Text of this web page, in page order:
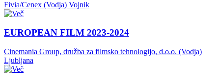
Fivia/Cenex (Vodja) Vojnik
EUROPEAN FILM 2023-2024
Cinemania Group, družba za filmsko tehnologijo, d.o.o. (Vodja)
Ljubljana